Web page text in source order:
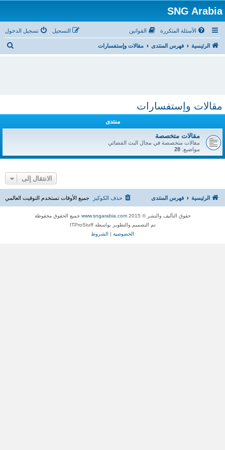
SNG Arabia
الأسئلة المتكررة القوانين تسجيل الدخول التسجيل
الرئيسية فهرس المنتدى مقالات وإستفسارات
مقالات وإستفسارات
منتدى
مقالات متخصصة
مقالات متخصصة في مجال البث الفضائي
مواضيع: 28
الانتقال إلى
الرئيسية فهرس المنتدى جميع الأوقات تستخدم التوقيت العالمي حذف الكوكيز
حقوق التأليف والنشر © 2015 www.sngarabia.com جميع الحقوق محفوظة
تم التصميم والتطوير بواسطه ITProStuff
الخصوصية | الشروط